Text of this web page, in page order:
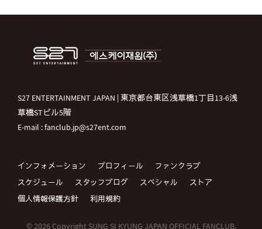
S27 ENTERTAINMENT JAPAN | 東京都台東区浅草橋1丁目13-6浅
草橋STビル5階
E-mail : fanclub.jp@s27ent.com
インフォメーション プロフィール
ファンクラブ
スケジュール
スタッフブログ スペシャル
ストア
個人情報保護方針
利用規約
© 2026 Copyright SUNG SI KYUNG JAPAN OFFICIAL FANCLUB.